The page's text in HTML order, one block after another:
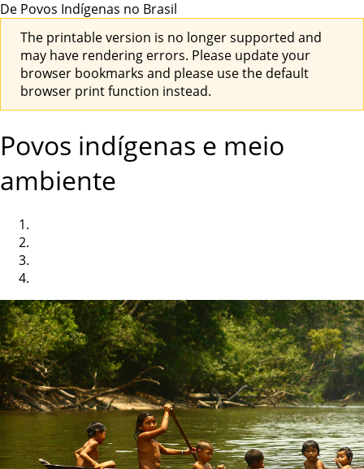
De Povos Indígenas no Brasil
The printable version is no longer supported and
may have rendering errors. Please update your
browser bookmarks and please use the default
browser print function instead.
Povos indígenas e meio
ambiente